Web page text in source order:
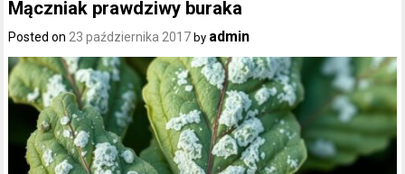
Mączniak prawdziwy buraka
Posted on23 października 2017 by admin